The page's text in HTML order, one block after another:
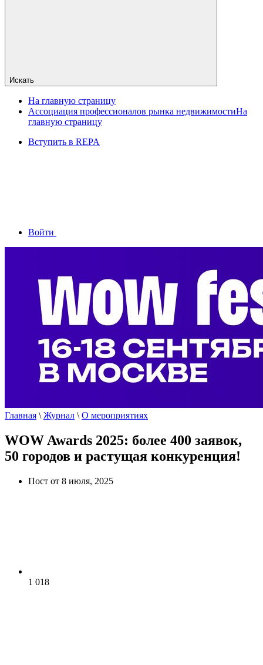
Искать
На главную страницу
Ассоциация профессионалов рынка недвижимостиНа
главную страницу
Вступить в REPA
Войти
Главная \ Журнал \ О мероприятиях
WOW Awards 2025: более 400 заявок,
50 городов и растущая конкуренция!
Пост от 8 июля, 2025
1 018